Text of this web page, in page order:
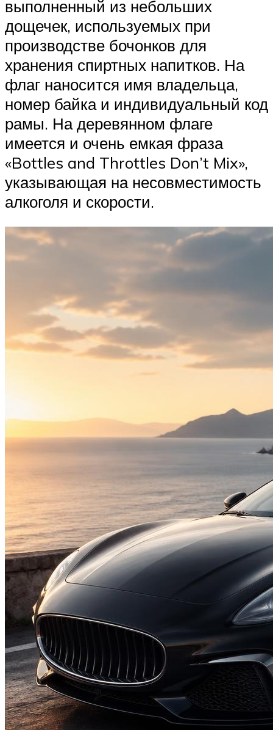
выполненный из небольших
дощечек, используемых при
производстве бочонков для
хранения спиртных напитков. На
флаг наносится имя владельца,
номер байка и индивидуальный код
рамы. На деревянном флаге
имеется и очень емкая фраза
«Bottles and Throttles Don’t Mix»,
указывающая на несовместимость
алкоголя и скорости.